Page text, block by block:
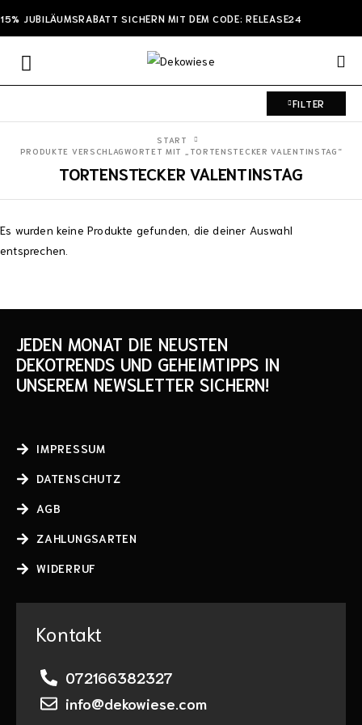
15% JUBILÄUMSRABATT SICHERN MIT DEM CODE: RELEASE24
FILTER
TORTENSTECKER VALENTINSTAG
START
PRODUKTE VERSCHLAGWORTET MIT „TORTENSTECKER VALENTINSTAG“
Es wurden keine Produkte gefunden, die deiner Auswahl
entsprechen.
JEDEN MONAT DIE NEUSTEN
DEKOTRENDS UND GEHEIMTIPPS IN
UNSEREM NEWSLETTER SICHERN!
IMPRESSUM
DATENSCHUTZ
AGB
ZAHLUNGSARTEN
WIDERRUF
Kontakt
072166382327
info@dekowiese.com